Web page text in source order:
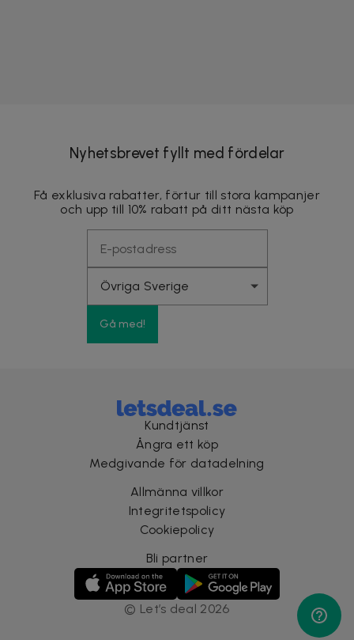
Nyhetsbrevet fyllt med fördelar
Få exklusiva rabatter, förtur till stora kampanjer
och upp till 10% rabatt på ditt nästa köp
Gå med!
Kundtjänst
Ångra ett köp
Medgivande för datadelning
Allmänna villkor
Integritetspolicy
Cookiepolicy
Bli partner
© Let’s deal 2026